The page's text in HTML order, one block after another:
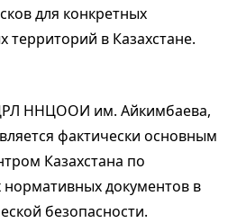
для конкретных
территорий в Казахстане.
ННЦООИ им. Айким­баева,
фактически основным
Казахстана по
нормативных документов в
безопасности.